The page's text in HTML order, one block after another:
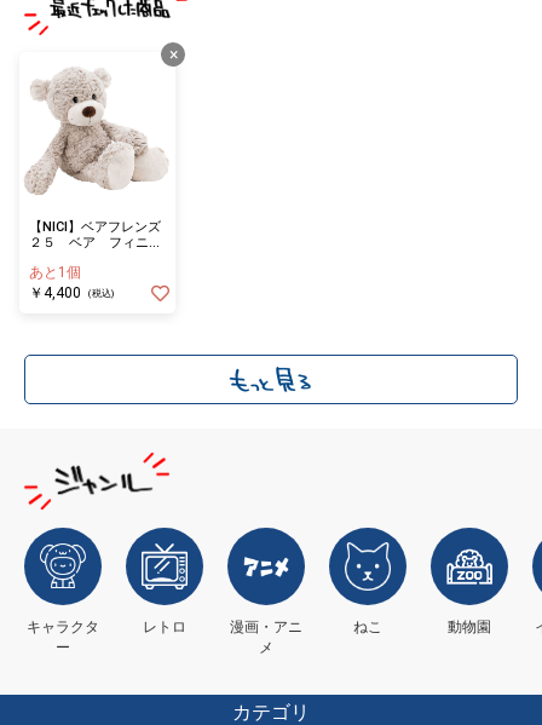
×
【NICI】ベアフレンズ
２５ ベア フィニ
ｃｍ
あと1個
￥4,400
(税込)
キャラクタ
ー
レトロ
漫画・アニ
メ
ねこ 動物園
カテゴリ